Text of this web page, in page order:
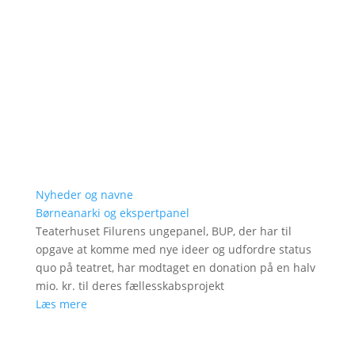
Nyheder og navne
Børneanarki og ekspertpanel
Teaterhuset Filurens ungepanel, BUP, der har til
opgave at komme med nye ideer og udfordre status
quo på teatret, har modtaget en donation på en halv
mio. kr. til deres fællesskabsprojekt
Læs mere